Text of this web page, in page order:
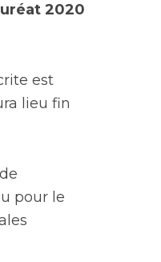
2020
est
lieu fin
pour le